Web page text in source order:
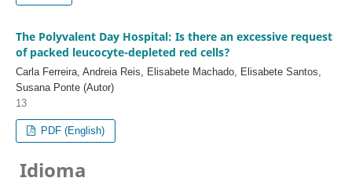
The Polyvalent Day Hospital: Is there an excessive request
of packed leucocyte-depleted red cells?
Carla Ferreira, Andreia Reis, Elisabete Machado, Elisabete Santos,
Susana Ponte (Autor)
13
PDF (English)
Idioma